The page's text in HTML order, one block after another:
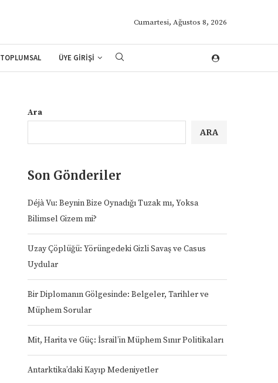
Cumartesi, Ağustos 8, 2026
TOPLUMSAL ÜYE GİRİŞİ
Ara
ARA
Son Gönderiler
Déjà Vu: Beynin Bize Oynadığı Tuzak mı, Yoksa
Bilimsel Gizem mi?
Uzay Çöplüğü: Yörüngedeki Gizli Savaş ve Casus
Uydular
Bir Diplomanın Gölgesinde: Belgeler, Tarihler ve
Müphem Sorular
Mit, Harita ve Güç: İsrail’in Müphem Sınır Politikaları
Antarktika’daki Kayıp Medeniyetler